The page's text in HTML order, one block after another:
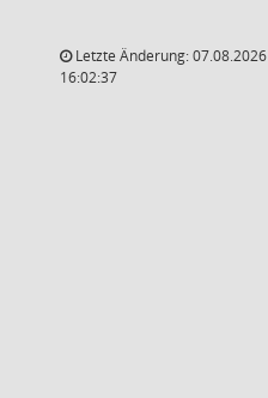
Letzte Änderung: 07.08.2026
16:02:37